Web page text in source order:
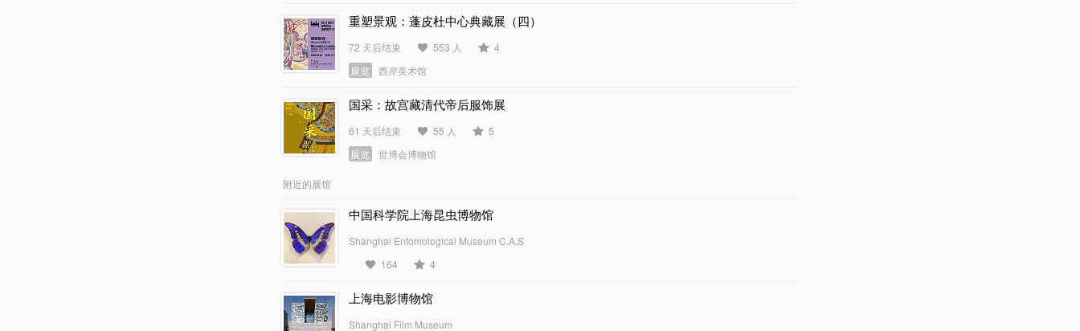
重塑景观：蓬皮杜中心典藏展（四）
72 天后结束 553 人
4
展览
西岸美术馆
国采：故宫藏清代帝后服饰展
61 天后结束 55 人
5
展览
世博会博物馆
附近的展馆
中国科学院上海昆虫博物馆
Shanghai Entomological Museum C.A.S
164
4
上海电影博物馆
Shanghai Film Museum